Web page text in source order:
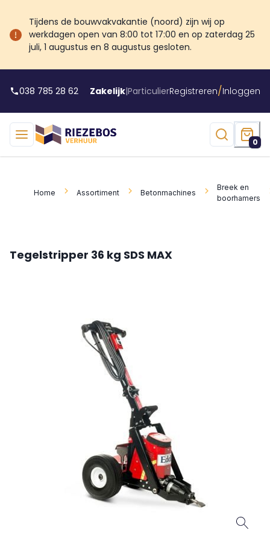
Tijdens de bouwvakvakantie (noord) zijn wij op
werkdagen open van 8:00 tot 17:00 en op zaterdag 25
juli, 1 augustus en 8 augustus gesloten.
038 785 28 62 Zakelijk|ParticulierRegistreren/Inloggen
0
Home Assortiment Betonmachines
Breek en
boorhamers
Tegelstripper 36 kg SDS MAX